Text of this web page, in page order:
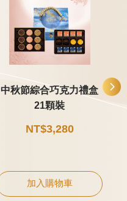
中秋節綜合巧克力禮盒
21顆裝
NT$3,280
加入購物車